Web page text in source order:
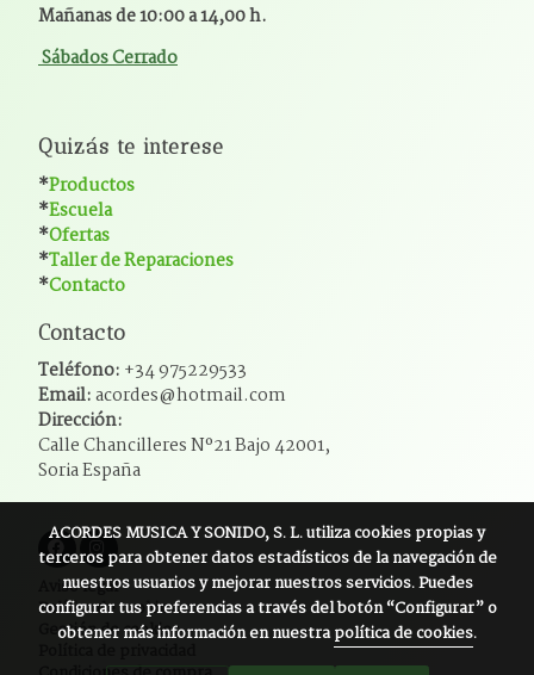
Mañanas de 10:00 a 14,00 h.
Sábados Cerrado
Quizás te interese
*Productos
*Escuela
*Ofertas
*Taller de Reparaciones
*Contacto
Contacto
Teléfono: +34 975229533
Email:acordes@hotmail.com
Dirección:
Calle Chancilleres Nº21 Bajo 42001,
Soria España
Aviso legal
Política de cookies
Gestión de cookies
ACORDES MUSICA Y SONIDO, S. L.utiliza cookies propias y
terceros para obtener datos estadísticos de la navegación de
nuestros usuarios y mejorar nuestros servicios. Puedes
configurar tus preferencias a través del botón “Configurar” o
obtener más información en nuestrapolítica de cookies.